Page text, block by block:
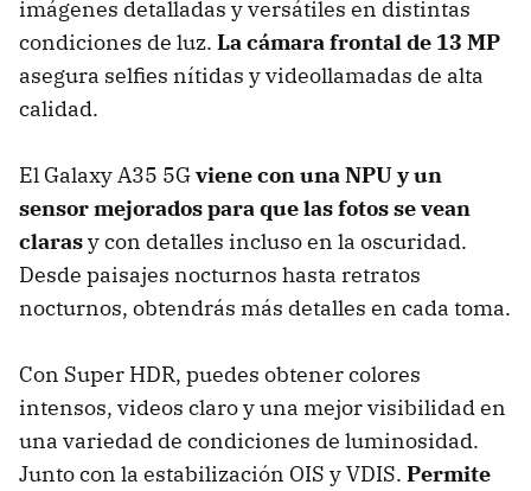
imágenes detalladas y versátiles en distintas
condiciones de luz. La cámara frontal de 13 MP
asegura selfies nítidas y videollamadas de alta
calidad.
El Galaxy A35 5Gviene con una NPU y un
sensor mejorados para que las fotos se vean
clarasy con detalles incluso en la oscuridad.
Desde paisajes nocturnos hasta retratos
nocturnos, obtendrás más detalles en cada toma.
Con Super HDR, puedes obtener colores
intensos, videos claro y una mejor visibilidad en
una variedad de condiciones de luminosidad.
Junto con la estabilización OIS y VDIS. Permite